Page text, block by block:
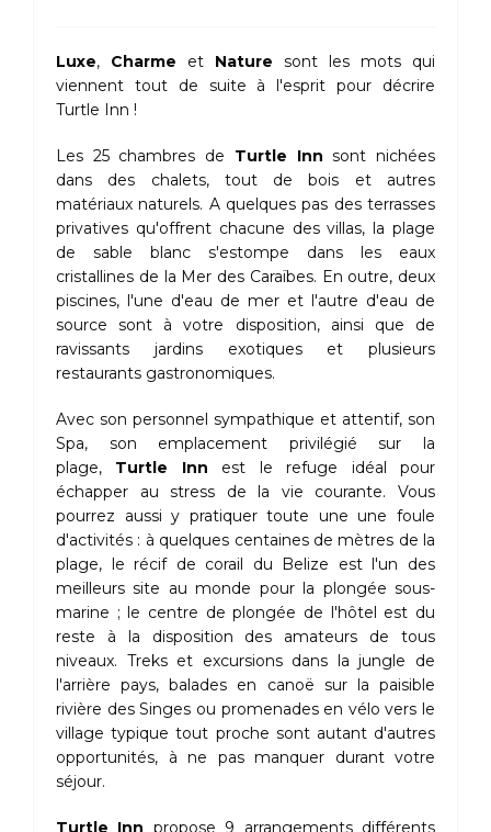
Luxe, Charme et Nature sont les mots qui
viennent tout de suite à l'esprit pour décrire
Turtle Inn !
Les 25 chambres de Turtle Inn sont nichées
dans des chalets, tout de bois et autres
matériaux naturels. A quelques pas des terrasses
privatives qu'offrent chacune des villas, la plage
de sable blanc s'estompe dans les eaux
cristallines de la Mer des Caraïbes. En outre, deux
piscines, l'une d'eau de mer et l'autre d'eau de
source sont à votre disposition, ainsi que de
ravissants jardins exotiques et plusieurs
restaurants gastronomiques.
Avec son personnel sympathique et attentif, son
Spa, son emplacement privilégié sur la
plage, Turtle Inn est le refuge idéal pour
échapper au stress de la vie courante. Vous
pourrez aussi y pratiquer toute une une foule
d'activités : à quelques centaines de mètres de la
plage, le récif de corail du Belize est l'un des
meilleurs site au monde pour la plongée sous-
marine ; le centre de plongée de l'hôtel est du
reste à la disposition des amateurs de tous
niveaux. Treks et excursions dans la jungle de
l'arrière pays, balades en canoë sur la paisible
rivière des Singes ou promenades en vélo vers le
village typique tout proche sont autant d'autres
opportunités, à ne pas manquer durant votre
séjour.
Turtle Inn propose 9 arrangements différents